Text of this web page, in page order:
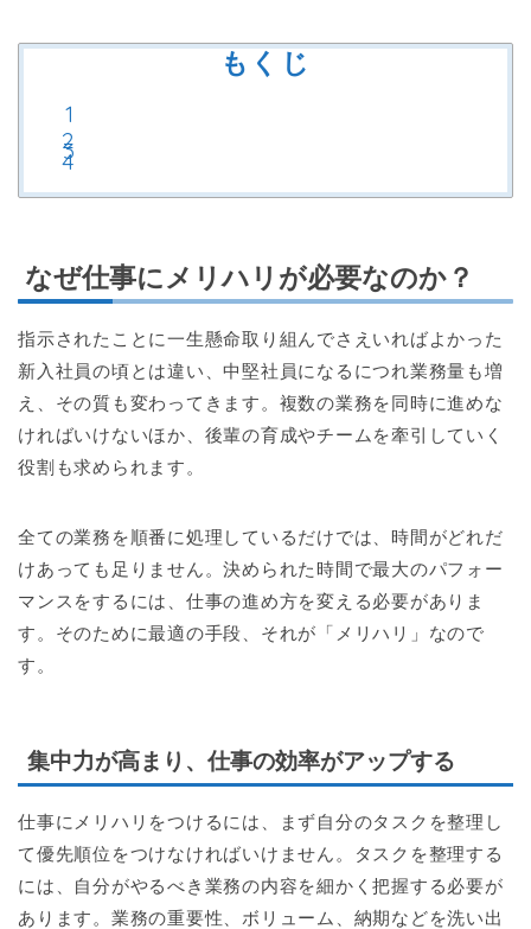
もくじ
なぜ仕事にメリハリが必要なのか？
指示されたことに一生懸命取り組んでさえいればよかった
新入社員の頃とは違い、中堅社員になるにつれ業務量も増
え、その質も変わってきます。複数の業務を同時に進めな
ければいけないほか、後輩の育成やチームを牽引していく
役割も求められます。
全ての業務を順番に処理しているだけでは、時間がどれだ
けあっても足りません。決められた時間で最大のパフォー
マンスをするには、仕事の進め方を変える必要がありま
す。そのために最適の手段、それが「メリハリ」なので
す。
集中力が高まり、仕事の効率がアップする
仕事にメリハリをつけるには、まず自分のタスクを整理し
て優先順位をつけなければいけません。タスクを整理する
には、自分がやるべき業務の内容を細かく把握する必要が
あります。業務の重要性、ボリューム、納期などを洗い出